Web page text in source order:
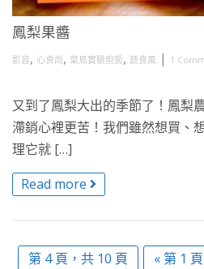
鳳梨果醬
影音, 心食尚, 菜鳥實驗廚房, 蔬食風 | 1
又到了鳳梨大出的季節了！鳳梨
滯銷心裡更苦！我們雖然想買、
理它就 […]
Read more
第 4 頁，共 10 頁 « 第 1 頁